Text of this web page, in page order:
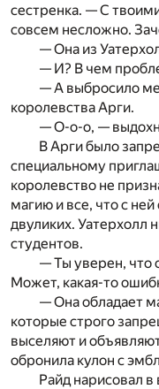
сестренка. — С
совсем несложно.
— Она из
— И? В чем
— А выбросило
королевства Арги.
— О-о-о, —
В Арги было
специальному
королевство не
магию и все, что с
двуликих. Уатерхолл
студентов.
— Ты уверен, что
Может, какая-то
— Она обладает
которые строго
выселяют и
обронила кулон с
Райд нарисовал